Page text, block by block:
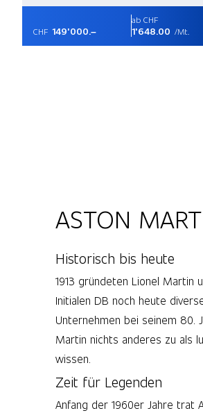
CHF 149'000.–
ab CHF
1'648.00 /Mt.
ASTON
Historisch bis heute
1913 gründeten Lionel Martin
Initialen DB noch heute
Unternehmen bei seinem 80.
Martin nichts anderes zu als
wissen.
Zeit für Legenden
Anfang der 1960er Jahre trat